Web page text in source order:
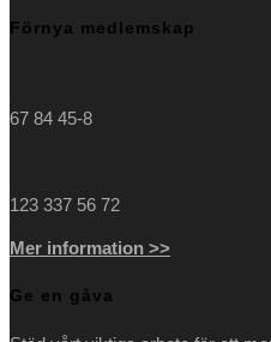
Förnya medlemskap
67 84 45-8
123 337 56 72
Mer information >>
Ge en gåva